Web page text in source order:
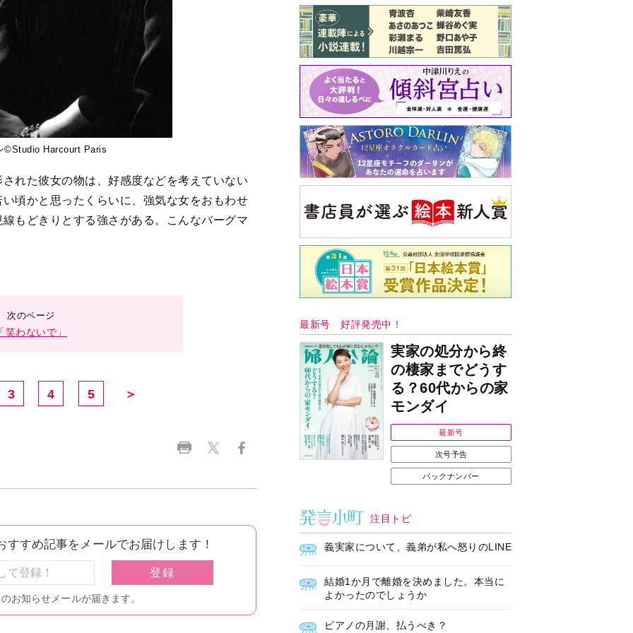
3 4 5 ＞
バックナンバー
注目トピ
義実家について、義弟が私へ怒りのLINE
よかったのでしょうか
ピアノの月謝、払うべき？
中央公論新社の本
家運隆昌
幸運を招き入れる暮らし方
江原啓之 著 詳しくみる
インフォメーション
ＡＩで始める遺言を書
く前の準備セミナー開
催
耳にすっぽり！オーテ
ィコン補聴器、新しい
スタイルで All in Ear
ル」を発売
脳の健康習慣をサポー
トするオープンイヤー
ヤホン HERALBONY
モデル」発売
【編集部より】広告ペ
ージについてのお詫び